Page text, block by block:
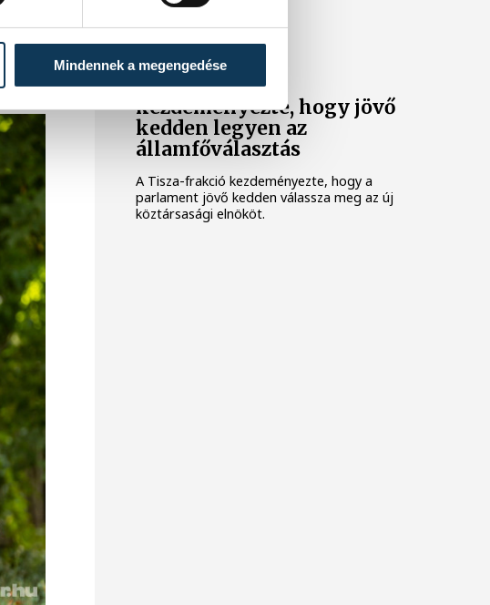
Mindennek a megengedése
A Tisza-frakció
kezdeményezte, hogy jövő
kedden legyen az
államfőválasztás
A Tisza-frakció kezdeményezte, hogy a
parlament jövő kedden válassza meg az új
köztársasági elnököt.